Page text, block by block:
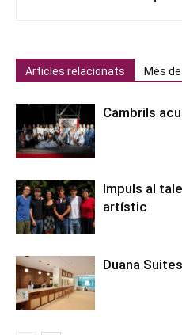
Articles relacionats Més
Cambrils
Impuls al
artístic
Duana